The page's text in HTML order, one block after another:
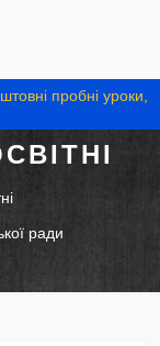
пробні уроки,
ради